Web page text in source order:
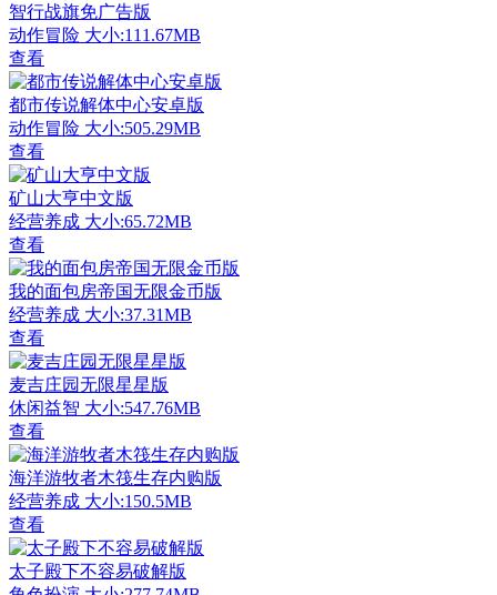
智行战旗免广告版
动作冒险 大小:111.67MB
查看
都市传说解体中心安卓版
动作冒险 大小:505.29MB
查看
矿山大亨中文版
经营养成 大小:65.72MB
查看
我的面包房帝国无限金币版
经营养成 大小:37.31MB
查看
麦吉庄园无限星星版
休闲益智 大小:547.76MB
查看
海洋游牧者木筏生存内购版
经营养成 大小:150.5MB
查看
太子殿下不容易破解版